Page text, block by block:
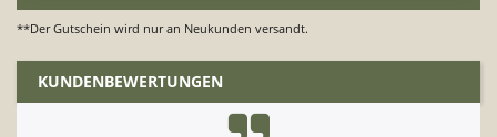
**Der Gutschein wird nur an Neukunden versandt.
KUNDENBEWERTUNGEN